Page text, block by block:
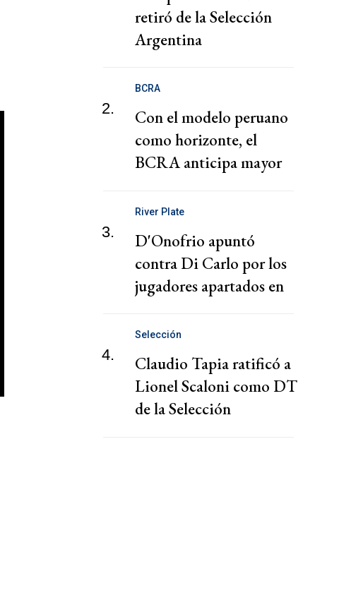
retiró de la Selección
Argentina
2.
BCRA
Con el modelo peruano
como horizonte, el
BCRA anticipa mayor
3.
River Plate
D'Onofrio apuntó
contra Di Carlo por los
jugadores apartados en
4.
Selección
Claudio Tapia ratificó a
Lionel Scaloni como DT
de la Selección